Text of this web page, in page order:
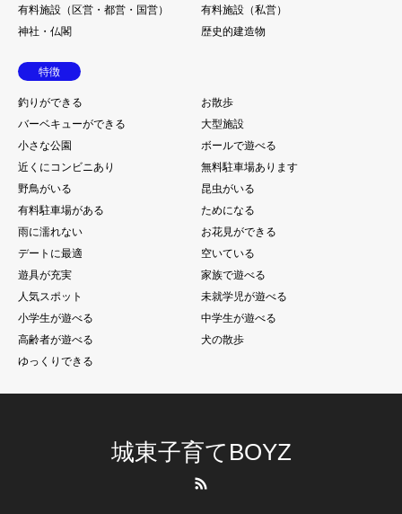
有料施設（区営・都営・国営）
有料施設（私営）
神社・仏閣
歴史的建造物
特徴
釣りができる
お散歩
バーベキューができる
大型施設
小さな公園
ボールで遊べる
近くにコンビニあり
無料駐車場あります
野鳥がいる
昆虫がいる
有料駐車場がある
ためになる
雨に濡れない
お花見ができる
デートに最適
空いている
遊具が充実
家族で遊べる
人気スポット
未就学児が遊べる
小学生が遊べる
中学生が遊べる
高齢者が遊べる
犬の散歩
ゆっくりできる
城東子育てBOYZ